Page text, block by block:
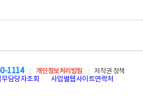
1114 개인정보처리방침
저작권 정책
무담당자조회 사업별웹사이트연락처